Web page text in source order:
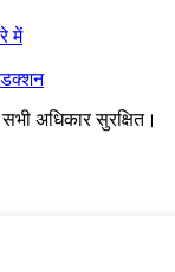
में
अधिकार सुरक्षित।